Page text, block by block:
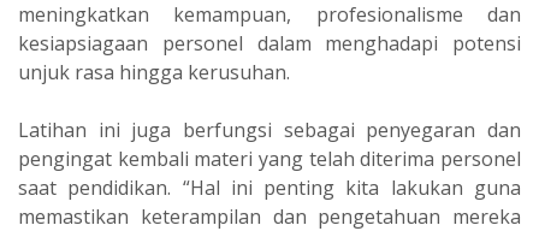
meningkatkan kemampuan, profesionalisme dan
kesiapsiagaan personel dalam menghadapi potensi
unjuk rasa hingga kerusuhan.
Latihan ini juga berfungsi sebagai penyegaran dan
pengingat kembali materi yang telah diterima personel
saat pendidikan. “Hal ini penting kita lakukan guna
memastikan keterampilan dan pengetahuan mereka